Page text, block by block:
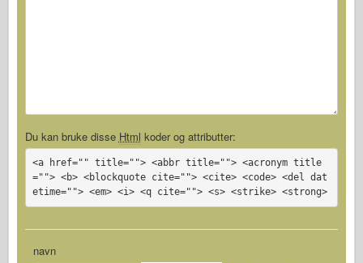
Du kan bruke disse Html koder og attributter:
<a href="" title=""> <abbr title=""> <acronym title
=""> <b> <blockquote cite=""> <cite> <code> <del dat
etime=""> <em> <i> <q cite=""> <s> <strike> <strong>
navn